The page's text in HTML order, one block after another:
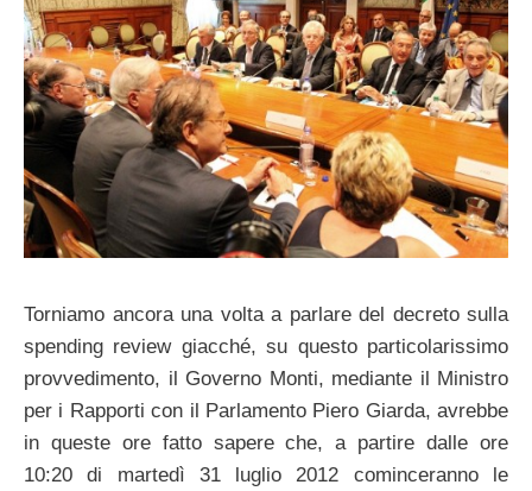
Torniamo ancora una volta a parlare del decreto sulla
spending review giacché, su questo particolarissimo
provvedimento, il Governo Monti, mediante il Ministro
per i Rapporti con il Parlamento Piero Giarda, avrebbe
in queste ore fatto sapere che, a partire dalle ore
10:20 di martedì 31 luglio 2012 cominceranno le